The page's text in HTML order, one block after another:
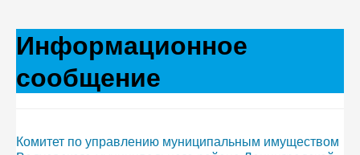
Информационное
сообщение
Комитет по управлению муниципальным имуществом